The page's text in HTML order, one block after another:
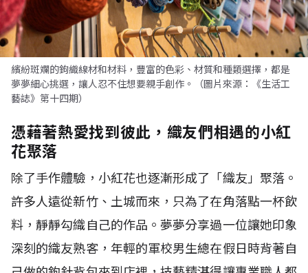
繽紛斑斕的鉤織線材和材料，豐富的色彩、材質和種類選擇，都是
夢夢細心挑選，讓人忍不住想要親手創作。（圖片來源：《生活工
藝誌》第十四期）
憑藉著熱愛找到彼此，織友們相遇的小紅
花聚落
除了手作體驗，小紅花也逐漸形成了「織友」聚落。
許多人遠從新竹、土城而來，只為了在角落點一杯飲
料，靜靜勾織自己的作品。夢夢分享過一位讓她印象
深刻的織友熟客，年輕的軍校男生總在假日時背著自